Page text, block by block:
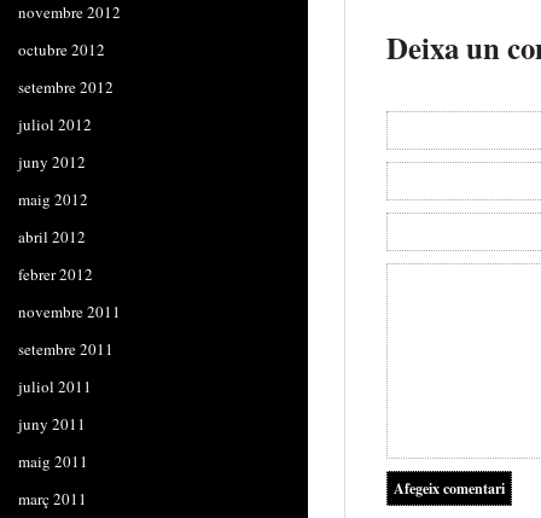
Deixa un
novembre 2012
octubre 2012
setembre 2012
juliol 2012
juny 2012
maig 2012
abril 2012
febrer 2012
novembre 2011
setembre 2011
juliol 2011
juny 2011
maig 2011
març 2011